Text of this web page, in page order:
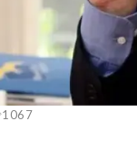
1067